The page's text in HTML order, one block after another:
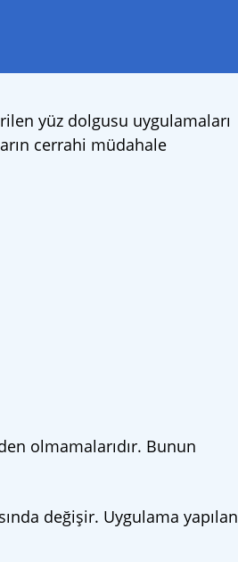
yüz dolgusu uygulamaları
cerrahi müdahale
olmamalarıdır. Bunun
değişir. Uygulama yapılan